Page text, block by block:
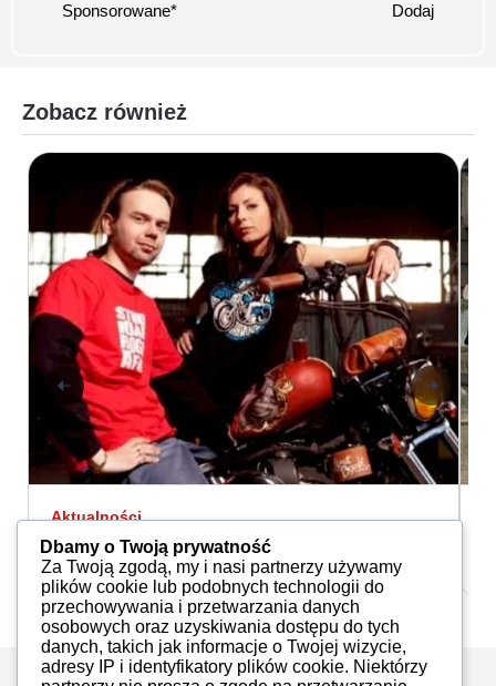
Sponsorowane* Dodaj
Zobacz również
Aktualności
Londyński Sen
GosiaO 03.11.2020
Dbamy o Twoją prywatność
Za Twoją zgodą, my i nasi partnerzy używamy
plików cookie lub podobnych technologii do
przechowywania i przetwarzania danych
osobowych oraz uzyskiwania dostępu do tych
danych, takich jak informacje o Twojej wizycie,
adresy IP i identyfikatory plików cookie. Niektórzy